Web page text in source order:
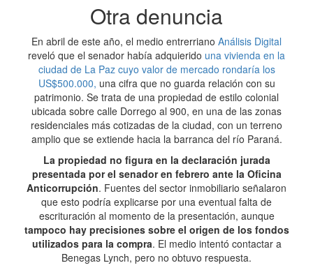
Otra denuncia
En abril de este año, el medio entrerriano Análisis Digital
reveló que el senador había adquierido una vivienda en la
ciudad de La Paz cuyo valor de mercado rondaría los
US$500.000, una cifra que no guarda relación con su
patrimonio. Se trata de una propiedad de estilo colonial
ubicada sobre calle Dorrego al 900, en una de las zonas
residenciales más cotizadas de la ciudad, con un terreno
amplio que se extiende hacia la barranca del río Paraná.
La propiedad no figura en la declaración jurada
presentada por el senador en febrero ante la Oficina
Anticorrupción. Fuentes del sector inmobiliario señalaron
que esto podría explicarse por una eventual falta de
escrituración al momento de la presentación, aunque
tampoco hay precisiones sobre el origen de los fondos
utilizados para la compra. El medio intentó contactar a
Benegas Lynch, pero no obtuvo respuesta.